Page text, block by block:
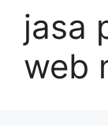
jasa
web